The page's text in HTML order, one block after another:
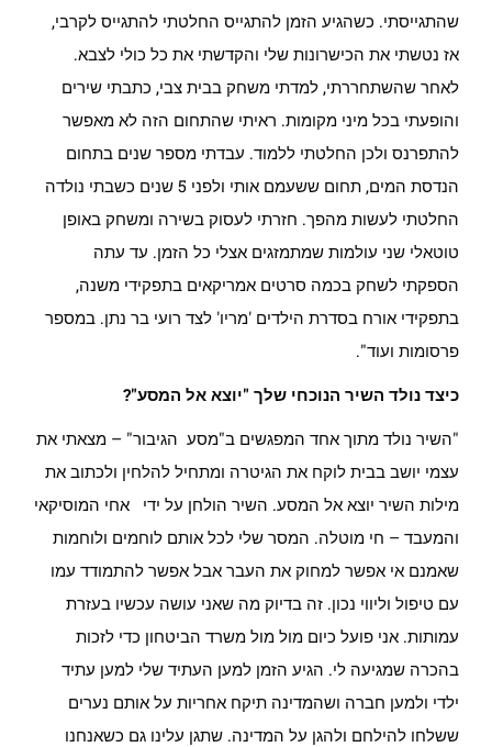
שהתגייסתי. כשהגיע הזמן להתגייס החלטתי להתגייס לקרבי,
אז נטשתי את הכישרונות שלי והקדשתי את כל כולי לצבא.
לאחר שהשתחררתי, למדתי משחק בבית צבי, כתבתי שירים
והופעתי בכל מיני מקומות. ראיתי שהתחום הזה לא מאפשר
להתפרנס ולכן החלטתי ללמוד. עבדתי מספר שנים בתחום
הנדסת המים, תחום ששעמם אותי ולפני 5 שנים כשבתי נולדה
החלטתי לעשות מהפך. חזרתי לעסוק בשירה ומשחק באופן
טוטאלי שני עולמות שמתמזגים אצלי כל הזמן. עד עתה
הספקתי לשחק בכמה סרטים אמריקאים בתפקידי משנה,
בתפקידי אורח בסדרת הילדים 'מריו' לצד רועי בר נתן. במספר
פרסומות ועוד".
כיצד נולד השיר הנוכחי שלך "יוצא אל המסע"?
"השיר נולד מתוך אחד המפגשים ב"מסע הגיבור" – מצאתי את
עצמי יושב בבית לוקח את הגיטרה ומתחיל להלחין ולכתוב את
מילות השיר יוצא אל המסע. השיר הולחן על ידי אחי המוסיקאי
והמעבד – חי מוטלה. המסר שלי לכל אותם לוחמים ולוחמות
שאמנם אי אפשר למחוק את העבר אבל אפשר להתמודד עמו
עם טיפול וליווי נכון. זה בדיוק מה שאני עושה עכשיו בעזרת
עמותות. אני פועל כיום מול מול משרד הביטחון כדי לזכות
בהכרה שמגיעה לי. הגיע הזמן למען העתיד שלי למען עתיד
ילדי ולמען חברה ושהמדינה תיקח אחריות על אותם נערים
ששלחו להילחם ולהגן על המדינה. שתגן עלינו גם כשאנחנו